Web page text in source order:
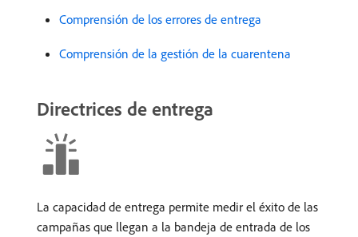
Comprensión de los errores de entrega
Comprensión de la gestión de la cuarentena
Directrices de entrega
La capacidad de entrega permite medir el éxito de las
campañas que llegan a la bandeja de entrada de los